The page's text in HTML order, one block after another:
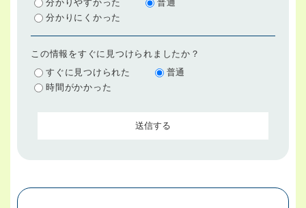
分かりやすかった
普通
分かりにくかった
この情報をすぐに見つけられましたか？
すぐに見つけられた
普通
時間がかかった